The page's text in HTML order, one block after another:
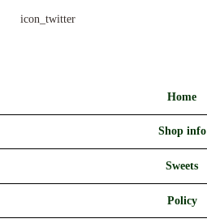
icon_twitter
Home
Shop info
Sweets
Policy